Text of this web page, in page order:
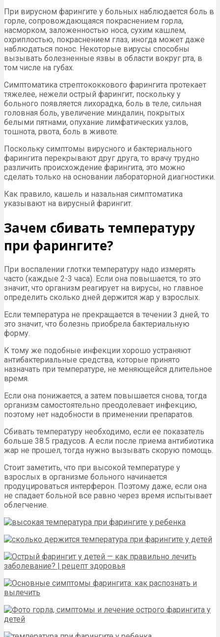
При вирусном фарингите у больных наблюдается боль в
горле, сопровождающаяся покраснением горла,
насморком, заложенностью носа, сухим кашлем,
охриплостью, покраснением глаз, иногда может даже
наблюдаться понос. Некоторые вирусы способны
вызывать болезненные язвы в области вокруг рта, в
том числе на губах.
Симптоматика стрептококкового фарингита протекает
тяжелее, нежели острый фарингит, поскольку у
больного появляется лихорадка, боль в теле, сильная
головная боль, увеличение миндалин, покрытых
белыми пятнами, опухание лимфатических узлов,
тошнота, рвота, боль в животе.
Поскольку симптомы вирусного и бактериального
фарингита перекрывают друг друга, то врачу трудно
различить происхождение фарингита, это можно
сделать только на основании лабораторной диагностики.
Как правило, кашель и назальная симптоматика
указывают на вирусный фарингит.
Зачем сбивать температуру
при фарингите?
При воспалении глотки температуру надо измерять
часто (каждые 2-3 часа). Если она повышается, то это
значит, что организм реагирует на вирусы, но главное
определить сколько дней держится жар у взрослых.
Если температура не прекращается в течении 3 дней, то
это значит, что болезнь приобрела бактериальную
форму.
К тому же подобные инфекции хорошо устраняют
антибактериальные средства, которые принято
назначать при температуре, не меняющейся длительное
время.
Если она понижается, а затем повышается снова, тогда
организм самостоятельно преодолевает инфекцию,
поэтому нет надобности в применении препаратов.
Сбивать температуру необходимо, если ее показатель
больше 38.5 градусов. А если после приема антибиотика
жар не прошел, тогда нужно вызывать скорую помощь.
Стоит заметить, что при высокой температуре у
взрослых в организме больного начинается
продуцироваться интерферон. Поэтому даже, если она
не спадает больной все равно через время испытывает
облегчение.